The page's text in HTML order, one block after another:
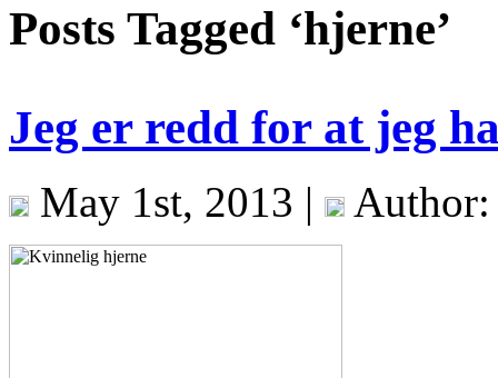
Posts Tagged ‘hjerne’
Jeg er redd for at jeg
May 1st, 2013 |